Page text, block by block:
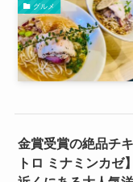
グルメ
金賞受賞の絶品チ
トロ ミナミンカゼ